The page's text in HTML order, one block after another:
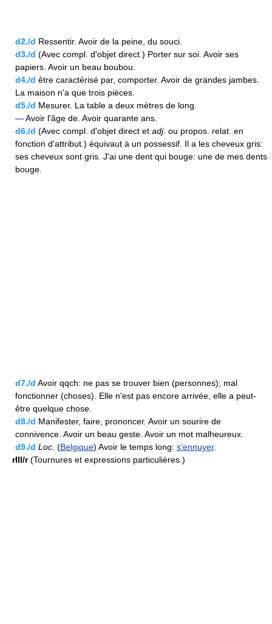
d2./d Ressentir. Avoir de la peine, du souci.
d3./d (Avec compl. d'objet direct.) Porter sur soi. Avoir ses
papiers. Avoir un beau boubou.
d4./d être caractérisé par, comporter. Avoir de grandes jambes.
La maison n'a que trois pièces.
d5./d Mesurer. La table a deux mètres de long.
—Avoir l'âge de. Avoir quarante ans.
d6./d (Avec compl. d'objet direct et adj. ou propos. relat. en
fonction d'attribut.) équivaut à un possessif. Il a les cheveux gris:
ses cheveux sont gris. J'ai une dent qui bouge: une de mes dents
bouge.
d7./d Avoir qqch: ne pas se trouver bien (personnes); mal
fonctionner (choses). Elle n'est pas encore arrivée, elle a peut-
être quelque chose.
d8./d Manifester, faire, prononcer. Avoir un sourire de
connivence. Avoir un beau geste. Avoir un mot malheureux.
d9./d Loc. (Belgique) Avoir le temps long: s'ennuyer.
rIII/r(Tournures et expressions particulières.)